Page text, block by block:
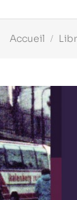
Accueil